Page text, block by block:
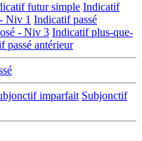
futur simple Indicatif
Niv 1 Indicatif passé
- Niv 3 Indicatif plus-que-
passé antérieur
imparfait Subjonctif